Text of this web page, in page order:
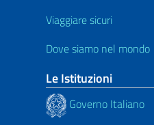
Viaggiare sicuri
Dove siamo nel mondo
Le Istituzioni
Governo Italiano